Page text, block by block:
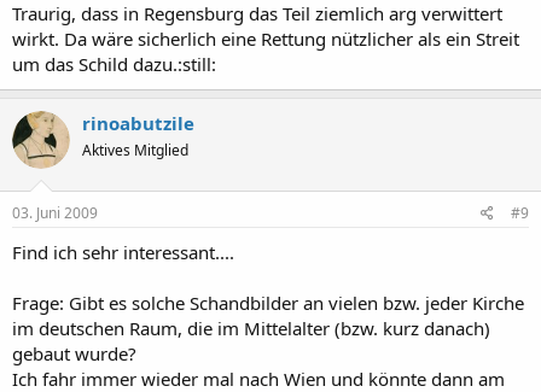
Traurig, dass in Regensburg das Teil ziemlich arg verwittert
wirkt. Da wäre sicherlich eine Rettung nützlicher als ein Streit
um das Schild dazu.:still:
rinoabutzile
Aktives Mitglied
03. Juni 2009 #9
Find ich sehr interessant....
Frage: Gibt es solche Schandbilder an vielen bzw. jeder Kirche
im deutschen Raum, die im Mittelalter (bzw. kurz danach)
gebaut wurde?
Ich fahr immer wieder mal nach Wien und könnte dann am